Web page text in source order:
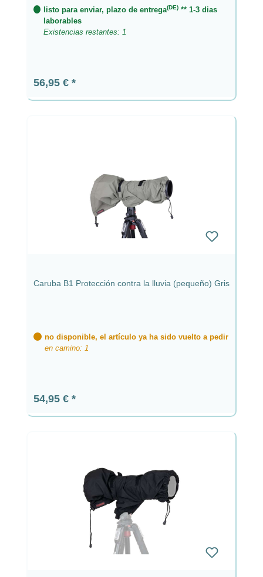
listo para enviar, plazo de entrega(DE) ** 1-3 dias
laborables
Existencias restantes: 1
Precio normal:
56,95 €
Caruba B1 Protección contra la lluvia (pequeño) Gris
no disponible, el artículo ya ha sido vuelto a pedir
en camino: 1
Precio normal:
54,95 €